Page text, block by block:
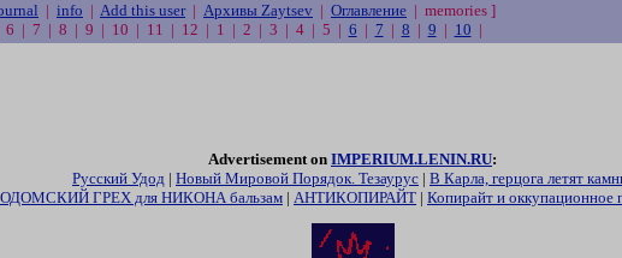
| info | Add this user| Архивы Zaytsev | Оглавление | memories ]
| 7 | 8 | 9 | 10 | 11 | 12 | 1 | 2 | 3 | 4 | 5 | 6 | 7 | 8 | 9 | 10 |
Advertisement on IMPERIUM.LENIN.RU:
Русский Удод | Новый Мировой Порядок. Тезаурус | В Карла, герцога летят
ГРЕХ для НИКОНА бальзам | АНТИКОПИРАЙТ | Копирайт и оккупационное